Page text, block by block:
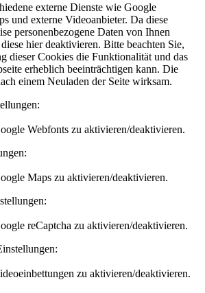
externe Dienste wie Google
und externe Videoanbieter. Da diese
personenbezogene Daten von Ihnen
hier deaktivieren. Bitte beachten Sie,
dieser Cookies die Funktionalität und das
erheblich beeinträchtigen kann. Die
einem Neuladen der Seite wirksam.
Webfonts zu aktivieren/deaktivieren.
Maps zu aktivieren/deaktivieren.
reCaptcha zu aktivieren/deaktivieren.
zu aktivieren/deaktivieren.